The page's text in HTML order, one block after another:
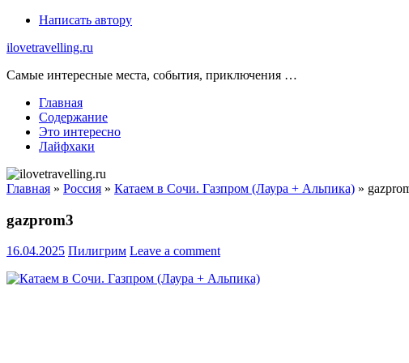
Skip
content
Написать автору
ilovetravelling.ru
Самые интересные места, события, приключения …
Главная
Содержание
Это интересно
Лайфхаки
Главная » Россия » Катаем в Сочи. Газпром (Лаура + Альпика) »
gazprom3
16.04.2025 Пилигрим Leave a comment